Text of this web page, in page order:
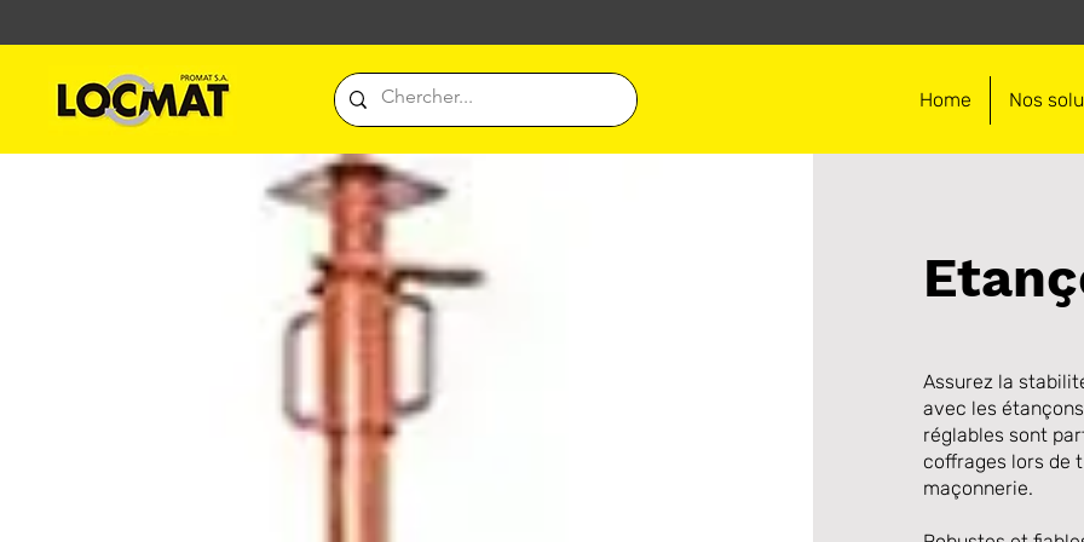
Home Nos
Assurez la
avec les
réglables sont
coffrages lors de
maçonnerie.